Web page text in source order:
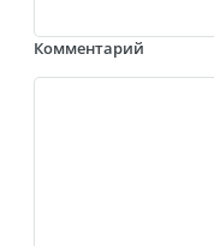
Комментарий